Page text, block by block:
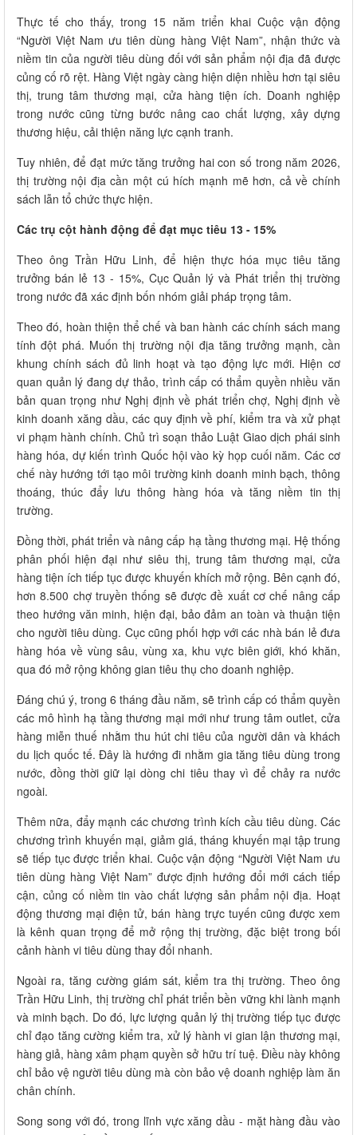
Thực tế cho thấy, trong 15 năm triển khai Cuộc vận động
“Người Việt Nam ưu tiên dùng hàng Việt Nam”, nhận thức và
niềm tin của người tiêu dùng đối với sản phẩm nội địa đã được
củng cố rõ rệt. Hàng Việt ngày càng hiện diện nhiều hơn tại siêu
thị, trung tâm thương mại, cửa hàng tiện ích. Doanh nghiệp
trong nước cũng từng bước nâng cao chất lượng, xây dựng
thương hiệu, cải thiện năng lực cạnh tranh.
Tuy nhiên, để đạt mức tăng trưởng hai con số trong năm 2026,
thị trường nội địa cần một cú hích mạnh mẽ hơn, cả về chính
sách lẫn tổ chức thực hiện.
Các trụ cột hành động để đạt mục tiêu 13 - 15%
Theo ông Trần Hữu Linh, để hiện thực hóa mục tiêu tăng
trưởng bán lẻ 13 - 15%, Cục Quản lý và Phát triển thị trường
trong nước đã xác định bốn nhóm giải pháp trọng tâm.
Theo đó, hoàn thiện thể chế và ban hành các chính sách mang
tính đột phá. Muốn thị trường nội địa tăng trưởng mạnh, cần
khung chính sách đủ linh hoạt và tạo động lực mới. Hiện cơ
quan quản lý đang dự thảo, trình cấp có thẩm quyền nhiều văn
bản quan trọng như Nghị định về phát triển chợ, Nghị định về
kinh doanh xăng dầu, các quy định về phí, kiểm tra và xử phạt
vi phạm hành chính. Chủ trì soạn thảo Luật Giao dịch phái sinh
hàng hóa, dự kiến trình Quốc hội vào kỳ họp cuối năm. Các cơ
chế này hướng tới tạo môi trường kinh doanh minh bạch, thông
thoáng, thúc đẩy lưu thông hàng hóa và tăng niềm tin thị
trường.
Đồng thời, phát triển và nâng cấp hạ tầng thương mại. Hệ thống
phân phối hiện đại như siêu thị, trung tâm thương mại, cửa
hàng tiện ích tiếp tục được khuyến khích mở rộng. Bên cạnh đó,
hơn 8.500 chợ truyền thống sẽ được đề xuất cơ chế nâng cấp
theo hướng văn minh, hiện đại, bảo đảm an toàn và thuận tiện
cho người tiêu dùng. Cục cũng phối hợp với các nhà bán lẻ đưa
hàng hóa về vùng sâu, vùng xa, khu vực biên giới, khó khăn,
qua đó mở rộng không gian tiêu thụ cho doanh nghiệp.
Đáng chú ý, trong 6 tháng đầu năm, sẽ trình cấp có thẩm quyền
các mô hình hạ tầng thương mại mới như trung tâm outlet, cửa
hàng miễn thuế nhằm thu hút chi tiêu của người dân và khách
du lịch quốc tế. Đây là hướng đi nhằm gia tăng tiêu dùng trong
nước, đồng thời giữ lại dòng chi tiêu thay vì để chảy ra nước
ngoài.
Thêm nữa, đẩy mạnh các chương trình kích cầu tiêu dùng. Các
chương trình khuyến mại, giảm giá, tháng khuyến mại tập trung
sẽ tiếp tục được triển khai. Cuộc vận động “Người Việt Nam ưu
tiên dùng hàng Việt Nam” được định hướng đổi mới cách tiếp
cận, củng cố niềm tin vào chất lượng sản phẩm nội địa. Hoạt
động thương mại điện tử, bán hàng trực tuyến cũng được xem
là kênh quan trọng để mở rộng thị trường, đặc biệt trong bối
cảnh hành vi tiêu dùng thay đổi nhanh.
Ngoài ra, tăng cường giám sát, kiểm tra thị trường. Theo ông
Trần Hữu Linh, thị trường chỉ phát triển bền vững khi lành mạnh
và minh bạch. Do đó, lực lượng quản lý thị trường tiếp tục được
chỉ đạo tăng cường kiểm tra, xử lý hành vi gian lận thương mại,
hàng giả, hàng xâm phạm quyền sở hữu trí tuệ. Điều này không
chỉ bảo vệ người tiêu dùng mà còn bảo vệ doanh nghiệp làm ăn
chân chính.
Song song với đó, trong lĩnh vực xăng dầu - mặt hàng đầu vào